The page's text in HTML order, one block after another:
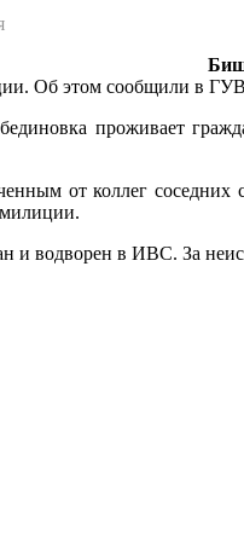
Об этом сообщили в
проживает
от коллег
и водворен в ИВС. За